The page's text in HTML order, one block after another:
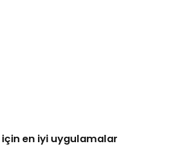
için en iyi uygulamalar